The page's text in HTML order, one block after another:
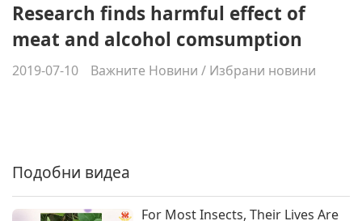
Research finds harmful effect of
meat and alcohol comsumption
2019-07-10 Важните Новини / Избрани новини
Подобни видеа
For Most Insects, Their Lives Are